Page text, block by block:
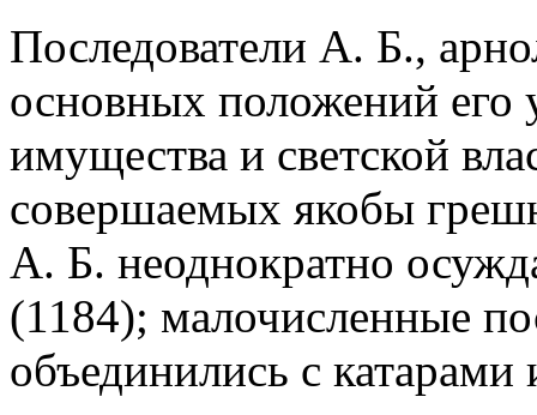
Последователи А. Б.,
основных положений его
имущества и светской
совершаемых якобы
А. Б. неоднократно
(1184); малочисленные
объединились с